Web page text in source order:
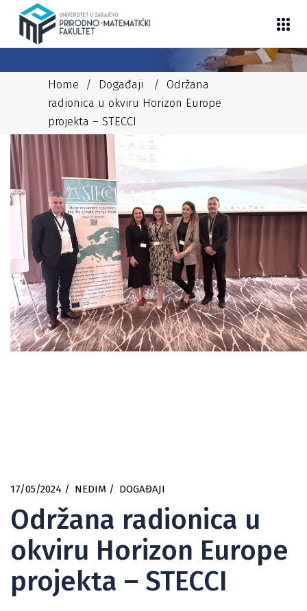
Home / Događaji / Održana
radionica u okviru Horizon Europe
projekta – STECCI
17/05/2024 NEDIM DOGAĐAJI
Održana radionica u
okviru Horizon Europe
projekta – STECCI